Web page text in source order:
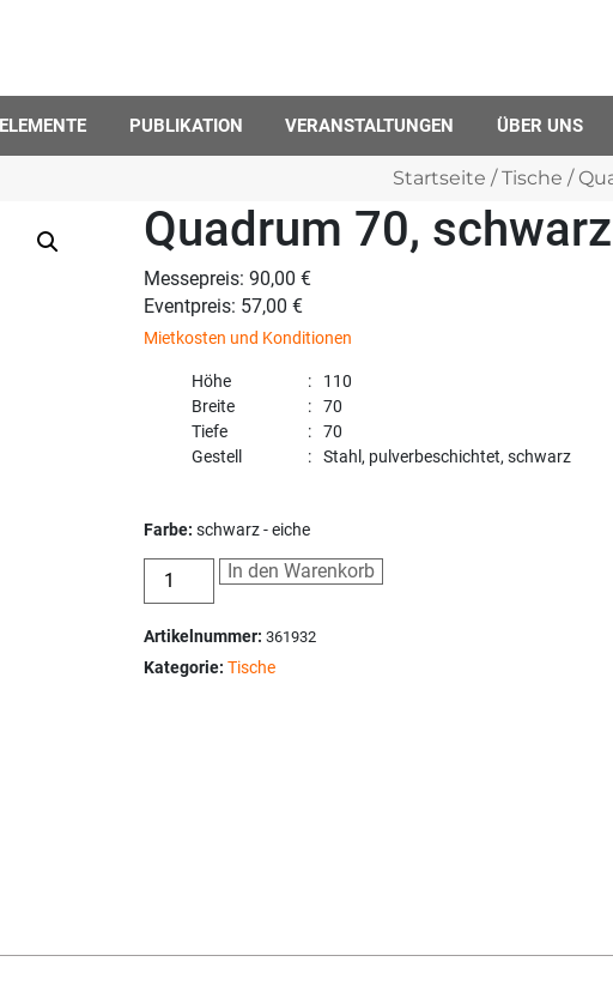
PUBLIKATION VERANSTALTUNGEN ÜBER UNS
Startseite /Tische /
Quadrum 70,
Messepreis: 90,00 €
Eventpreis: 57,00 €
Mietkosten und Konditionen
Höhe
110
Breite
70
Tiefe
70
Gestell
Stahl, pulverbeschichtet, schwarz
Farbe:schwarz - eiche
In den Warenkorb
Artikelnummer:361932
Kategorie:Tische